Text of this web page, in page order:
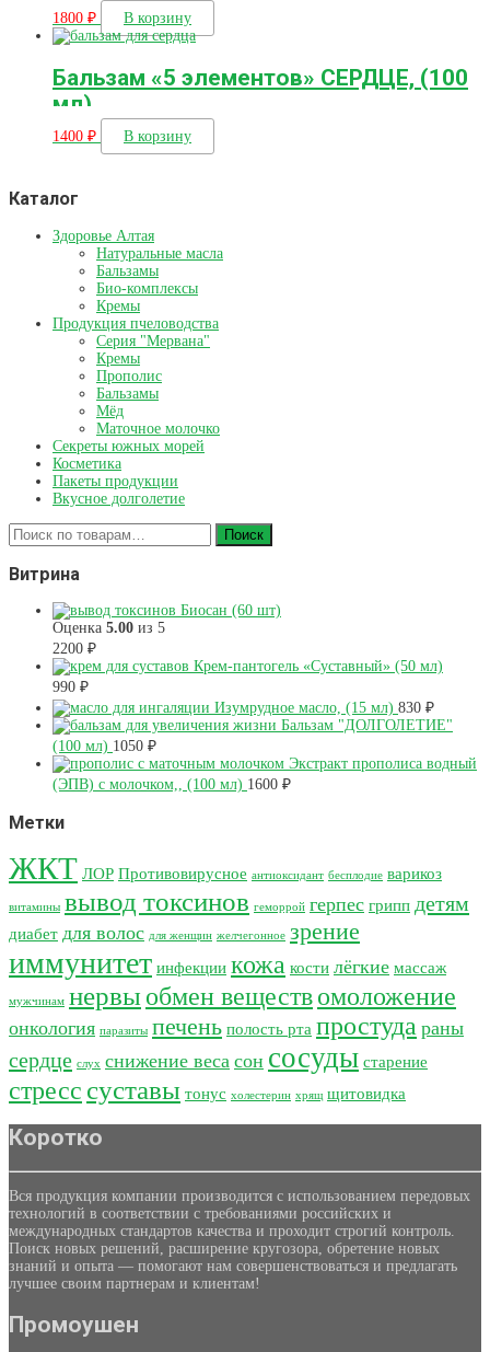
1800 ₽ В корзину
Бальзам «5 элементов» СЕРДЦЕ, (100
мл)
1400 ₽ В корзину
Каталог
Здоровье Алтая
Натуральные масла
Бальзамы
Био-комплексы
Кремы
Продукция пчеловодства
Серия "Мервана"
Кремы
Прополис
Бальзамы
Мёд
Маточное молочко
Секреты южных морей
Косметика
Пакеты продукции
Вкусное долголетиe
Искать:
Поиск
Витрина
Биосан (60 шт)
Оценка 5.00 из 5
2200 ₽
Крем-пантогель «Суставный» (50 мл)
990 ₽
Изумрудное масло, (15 мл) 830 ₽
Бальзам "ДОЛГОЛЕТИЕ"
(100 мл) 1050 ₽
Экстракт прополиса водный
(ЭПВ) с молочком,, (100 мл) 1600 ₽
Метки
ЖКТ ЛОР Противовирусное антиоксидант бесплодие варикоз
витамины вывод токсинов геморрой герпес грипп детям
диабет для волос для женщин желчегонное зрение
иммунитет инфекции кожа кости лёгкие массаж
мужчинам нервыобмен веществомоложение
онкология паразиты печень полость рта простуда раны
сердце слух снижение веса сон сосуды старение
стресс суставы тонус холестерин хрящ щитовидка
Коротко
Вся продукция компании производится с использованием передовых
технологий в соответствии с требованиями российских и
международных стандартов качества и проходит строгий контроль.
Поиск новых решений, расширение кругозора, обретение новых
знаний и опыта — помогают нам совершенствоваться и предлагать
лучшее своим партнерам и клиентам!
Промоушен